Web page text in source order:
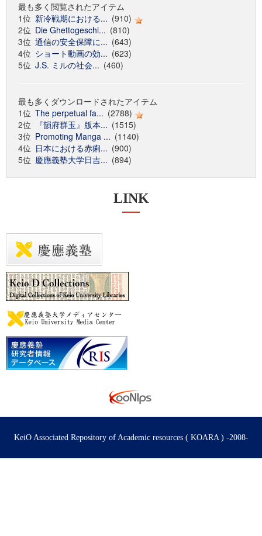
最も多く閲覧されたアイテム
1位 新冷戦期における... (910)
2位 Die Ghettogeschi... (810)
3位 通信の安全保障に... (643)
4位 ショート動画の効... (623)
5位 J.S. ミルの社会... (460)
最も多くダウンロードされたアイテム
1位 The perpetual fa... (2788)
2位
『韻府群玉』版本... (1515)
3位 Promoting Manga ... (1140)
4位 日本における赤痢... (900)
5位 慶應義塾大学日吉... (894)
LINK
KeiO Associated Repository of Academic resources ( KOARA ) -2008-